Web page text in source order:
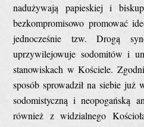
nadużywają papieskiej i
bezkompromisowo promować
jednocześnie tzw. Drogą
uprzywilejowuje sodomitów i
stanowiskach w Kościele.
sposób sprowadził na siebie już
sodomistyczną i neopogańską
również z widzialnego